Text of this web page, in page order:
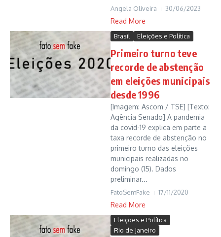
Angela Oliveira 30/06/2023
Read More
Brasil Eleições e Política
Primeiro turno teve
recorde de abstenção
em eleições municipais
desde 1996
[Imagem: Ascom / TSE] [Texto:
Agência Senado] A pandemia
da covid-19 explica em parte a
taxa recorde de abstenção no
primeiro turno das eleições
municipais realizadas no
domingo (15). Dados
preliminar...
FatoSemFake 17/11/2020
Read More
Eleições e Política
Rio de Janeiro